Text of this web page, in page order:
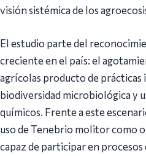
visión sistémica de los
El estudio parte del
creciente en el país: el
agrícolas producto de prácticas
biodiversidad microbiológica y
químicos. Frente a este
uso de Tenebrio molitor como
capaz de participar en